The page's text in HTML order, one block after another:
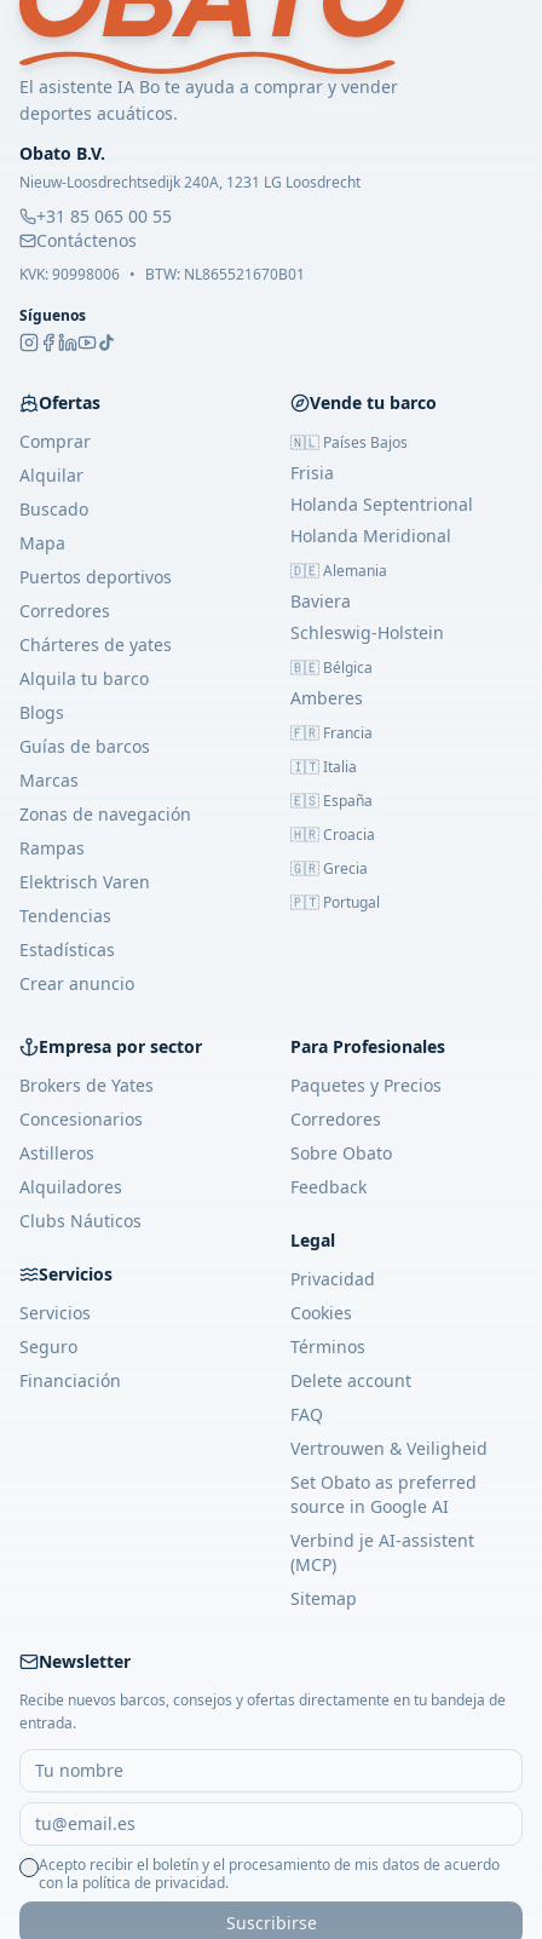
El asistente IA Bo te ayuda a comprar y vender
deportes acuáticos.
Obato B.V.
Nieuw-Loosdrechtsedijk 240A, 1231 LG Loosdrecht
+31 85 065 00 55
Contáctenos
KVK:90998006 • BTW: NL865521670B01
Síguenos
Ofertas
Comprar
Alquilar
Buscado
Mapa
Puertos deportivos
Corredores
Chárteres de yates
Alquila tu barco
Blogs
Guías de barcos
Marcas
Zonas de navegación
Rampas
Elektrisch Varen
Tendencias
Estadísticas
Crear anuncio
Vende tu barco
🇳🇱 Países Bajos
Frisia
Holanda Septentrional
Holanda Meridional
🇩🇪 Alemania
Baviera
Schleswig-Holstein
🇧🇪 Bélgica
Amberes
🇫🇷 Francia
🇮🇹 Italia
🇪🇸 España
🇭🇷 Croacia
🇬🇷 Grecia
🇵🇹 Portugal
Empresa por sector
Brokers de Yates
Concesionarios
Astilleros
Alquiladores
Clubs Náuticos
Servicios
Servicios
Seguro
Financiación
Para Profesionales
Paquetes y Precios
Corredores
Sobre Obato
Feedback
Legal
Privacidad
Cookies
Términos
Delete account
FAQ
Vertrouwen & Veiligheid
Set Obato as preferred
source in Google AI
Verbind je AI-assistent
(MCP)
Sitemap
Newsletter
Recibe nuevos barcos, consejos y ofertas directamente en tu bandeja de
entrada.
Acepto recibir el boletín y el procesamiento de mis datos de acuerdo
con la política de privacidad.
Suscribirse